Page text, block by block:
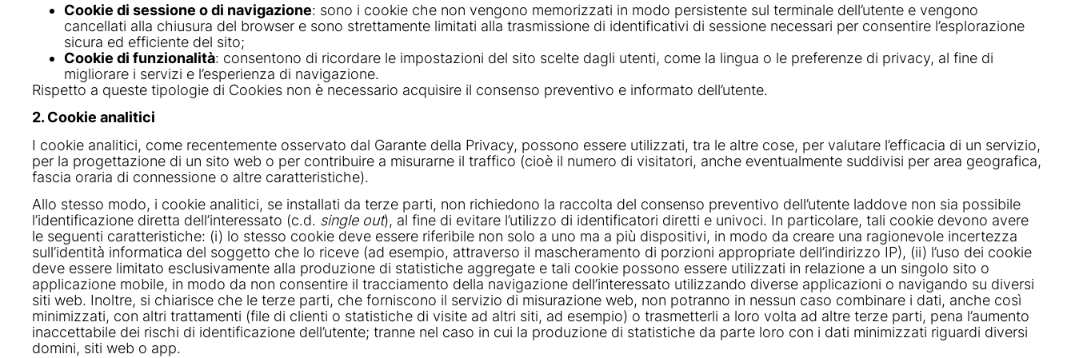
Cookie di sessione o di navigazione: sono i cookie che non vengono memorizzati in modo persistente sul terminale dell’utente e vengono
cancellati alla chiusura del browser e sono strettamente limitati alla trasmissione di identificativi di sessione necessari per consentire l’esplorazione
sicura ed efficiente del sito;
Cookie di funzionalità: consentono di ricordare le impostazioni del sito scelte dagli utenti, come la lingua o le preferenze di privacy, al fine di
migliorare i servizi e l’esperienza di navigazione.
Rispetto a queste tipologie di Cookies non è necessario acquisire il consenso preventivo e informato dell’utente.
2. Cookie analitici
I cookie analitici, come recentemente osservato dal Garante della Privacy, possono essere utilizzati, tra le altre cose, per valutare l’efficacia di un servizio,
per la progettazione di un sito web o per contribuire a misurarne il traffico (cioè il numero di visitatori, anche eventualmente suddivisi per area geografica,
fascia oraria di connessione o altre caratteristiche).
Allo stesso modo, i cookie analitici, se installati da terze parti, non richiedono la raccolta del consenso preventivo dell’utente laddove non sia possibile
l’identificazione diretta dell’interessato (c.d. single out), al fine di evitare l’utilizzo di identificatori diretti e univoci. In particolare, tali cookie devono avere
le seguenti caratteristiche: (i) lo stesso cookie deve essere riferibile non solo a uno ma a più dispositivi, in modo da creare una ragionevole incertezza
sull’identità informatica del soggetto che lo riceve (ad esempio, attraverso il mascheramento di porzioni appropriate dell’indirizzo IP), (ii) l’uso dei cookie
deve essere limitato esclusivamente alla produzione di statistiche aggregate e tali cookie possono essere utilizzati in relazione a un singolo sito o
applicazione mobile, in modo da non consentire il tracciamento della navigazione dell’interessato utilizzando diverse applicazioni o navigando su diversi
siti web. Inoltre, si chiarisce che le terze parti, che forniscono il servizio di misurazione web, non potranno in nessun caso combinare i dati, anche così
minimizzati, con altri trattamenti (file di clienti o statistiche di visite ad altri siti, ad esempio) o trasmetterli a loro volta ad altre terze parti, pena l’aumento
inaccettabile dei rischi di identificazione dell’utente; tranne nel caso in cui la produzione di statistiche da parte loro con i dati minimizzati riguardi diversi
domini, siti web o app.